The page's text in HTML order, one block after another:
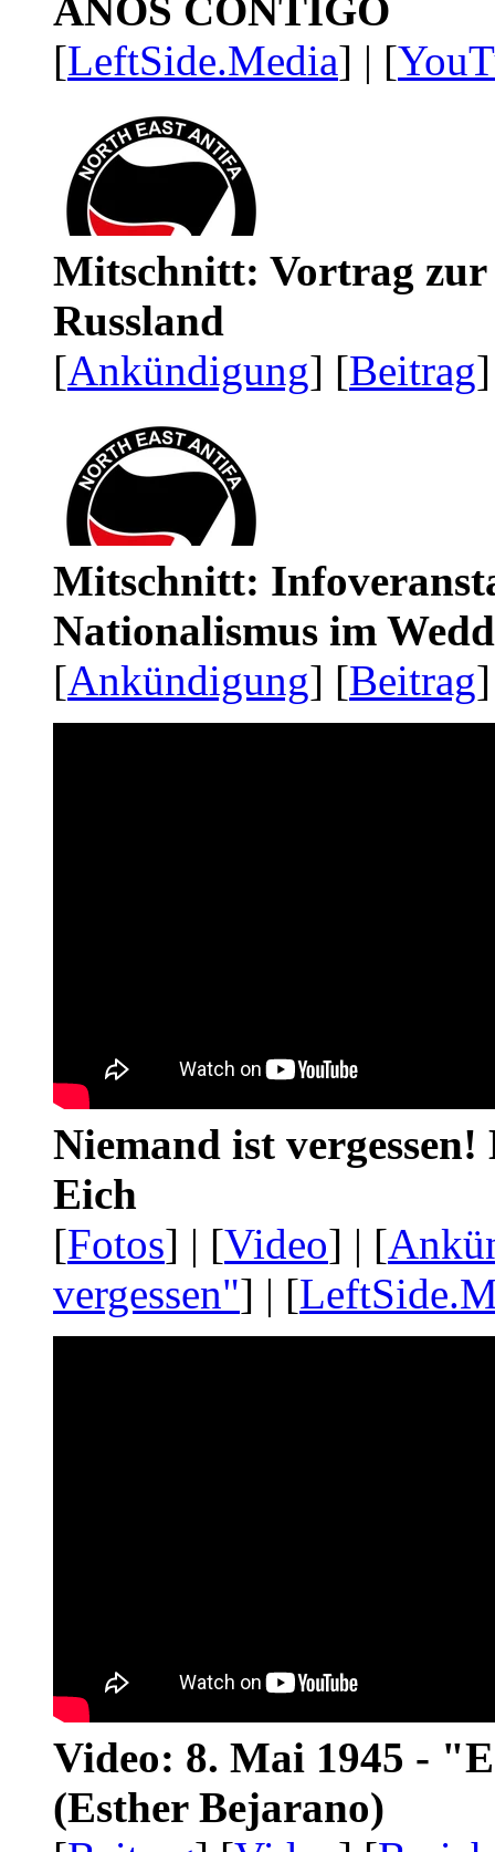
AÑOS CONTIGO
[LeftSide.Media] | [
Mitschnitt: Vortrag zur
Russland
[Ankündigung] [Beitrag
Mitschnitt:
Nationalismus im
[Ankündigung] [Beitrag
Niemand ist
Eich
[Fotos] | [Video] | [
vergessen"] | [
Video: 8. Mai 1945 -
(Esther Bejarano)